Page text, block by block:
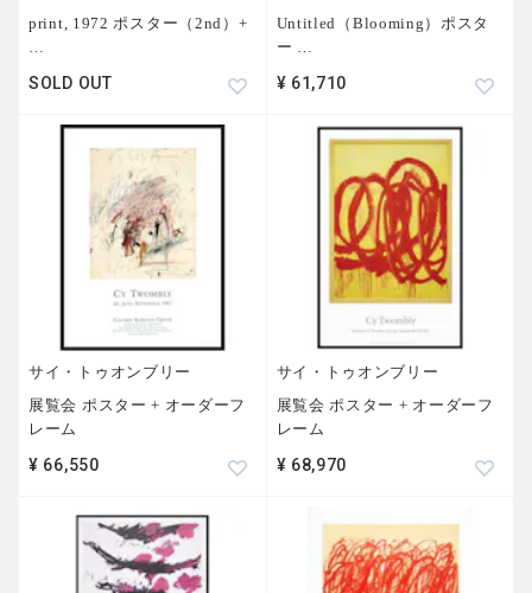
print, 1972 ポスター（2nd）+
SOLD OUT
Untitled（Blooming）ポスタ
ー
¥ 61,710
サイ・トゥオンブリー
展覧会 ポスター + オーダーフ
レーム
¥ 66,550
サイ・トゥオンブリー
展覧会 ポスター + オーダーフ
レーム
¥ 68,970